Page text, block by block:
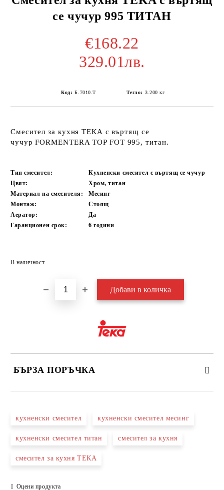
се чучур 995 ТИТАН
€168.22
329.01лв.
Код: Б.7010.Т Тегло: 3.200 кг
Смесител за кухня ТЕКА с въртящ се
чучурFORMENTERA TOP FOT 995, титан.
Тип смесител:
Кухненски смесител с въртящ се чучур
Цвят:
Хром, титан
Материал на смесителя:
Месинг
Монтаж:
Стоящ
Аератор:
Да
Гаранционен срок:
6години
В наличност
БЪРЗА ПОРЪЧКА
Ние ще се свържем с вас в рамките на работния ден.
кухненски смесител кухненски смесител месинг
кухненски смесител титан смесител за кухня
смесител за кухня ТЕКА
Оцени продукта